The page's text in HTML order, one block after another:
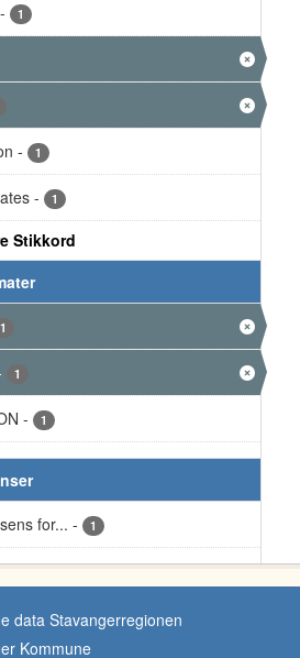
- 1
- 1
- 1
Stikkord
1
1
- 1
for... - 1
data Stavangerregionen
Kommune